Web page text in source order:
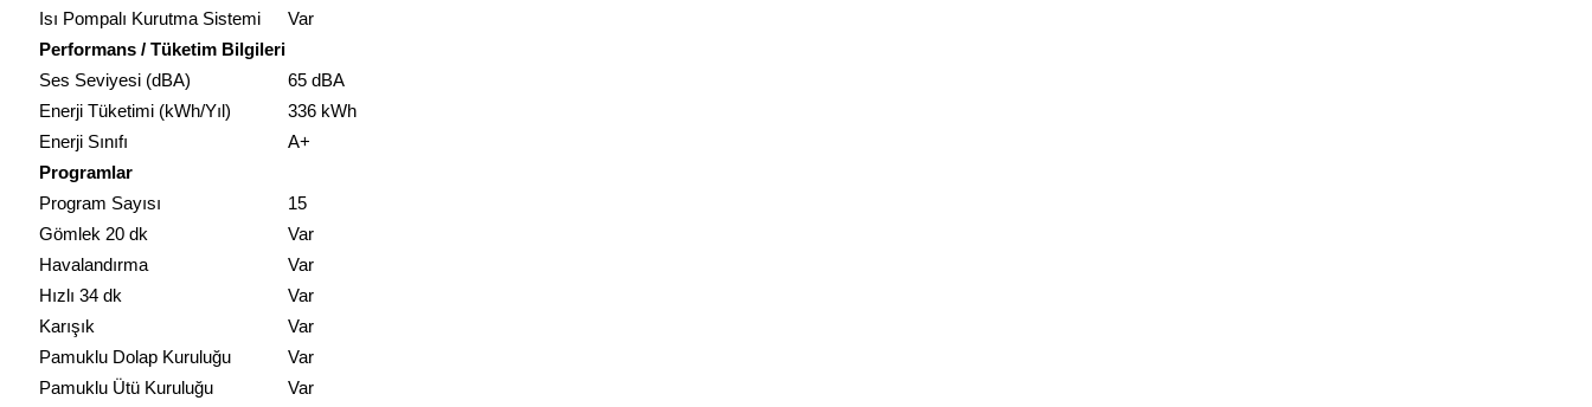
Isı Pompalı Kurutma Sistemi
Var
Performans / Tüketim Bilgileri
Ses Seviyesi (dBA)
65 dBA
Enerji Tüketimi (kWh/Yıl)
336 kWh
Enerji Sınıfı
A+
Programlar
Program Sayısı
15
Gömlek 20 dk
Var
Havalandırma
Var
Hızlı 34 dk
Var
Karışık
Var
Pamuklu Dolap Kuruluğu
Var
Pamuklu Ütü Kuruluğu
Var